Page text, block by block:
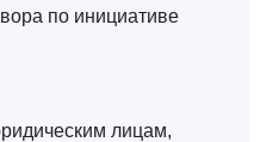
по инициативе
лицам,